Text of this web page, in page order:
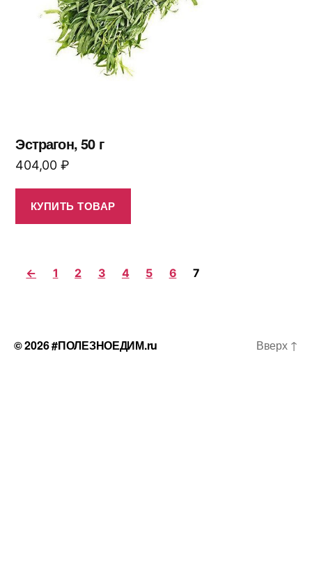
Эстрагон, 50 г
404,00 ₽
КУПИТЬ ТОВАР
← 1 2 3 4 5 6 7
© 2026#ПОЛЕЗНОЕДИМ.ru Вверх ↑